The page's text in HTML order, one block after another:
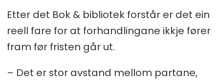
Etter det Bok & bibliotek forstår er det ein
reell fare for at forhandlingane ikkje fører
fram før fristen går ut.
– Det er stor avstand mellom partane,